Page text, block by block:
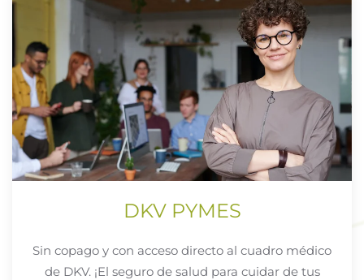
DKV PYMES
Sin copago y con acceso directo al cuadro médico
de DKV. ¡El seguro de salud para cuidar de tus